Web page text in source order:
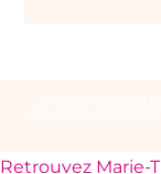
Retrouvez Marie-